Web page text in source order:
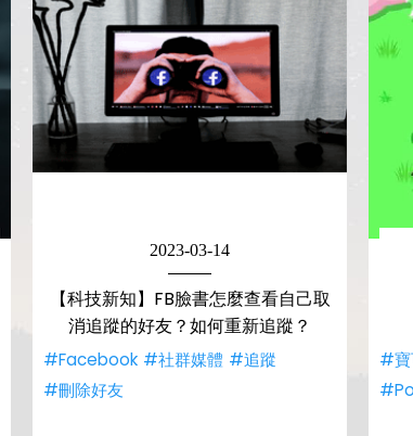
2023-03-14
【科技新知】FB臉書怎麼查看自己取
消追蹤的好友？如何重新追蹤？
#Facebook #社群媒體 #追蹤
#刪除好友
#寶